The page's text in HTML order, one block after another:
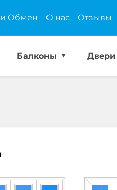
и Обмен О нас Отзывы
Балконы Двери